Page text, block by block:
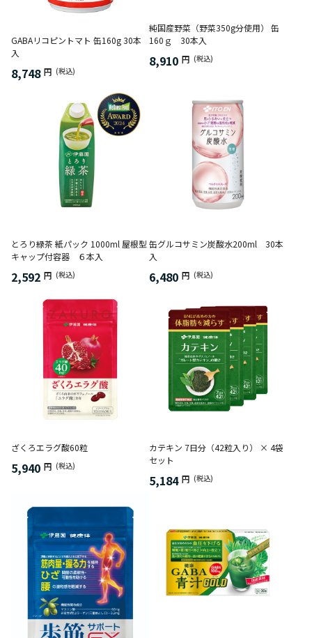
GABAリコピントマト 缶160g 30本
入
8,748 円 (税込)
純国産野菜（野菜350g分使用） 缶
160ｇ 30本入
8,910 円 (税込)
とろり緑茶 紙パック 1000ml 屋根型
キャップ付容器 ６本入
2,592 円 (税込)
缶グルコサミン炭酸水200ml 30本
入
6,480 円 (税込)
ざくろエラグ酸60粒
5,940 円 (税込)
カテキン 7日分（42粒入り） × 4袋
セット
5,184 円 (税込)